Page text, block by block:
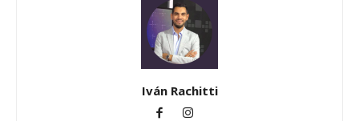
Iván Rachitti